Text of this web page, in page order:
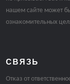
нашем сайте может
ознакомительных
СВЯЗЬ
Отказ от